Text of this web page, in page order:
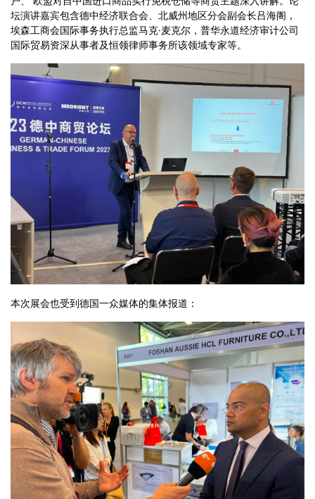
坛演讲嘉宾包含德中经济联合会、北威州地区分会副会长吕海阁，
埃森工商会国际事务执行总监马克·麦克尔，普华永道经济审计公司
国际贸易资深从事者及恒领律师事务所该领域专家等。
本次展会也受到德国一众媒体的集体报道：